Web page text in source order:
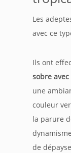
Les
avec ce
Ils ont
sobre
une
couleur
la parure
de